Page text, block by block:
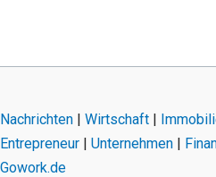
Nachrichten | Wirtschaft |
Entrepreneur | Unternehmen |
Gowork.de